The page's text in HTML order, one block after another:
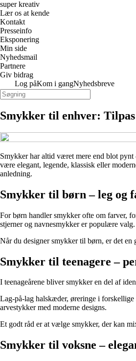
super kreativ
Lær os at kende
Kontakt
Presseinfo
Eksponering
Min side
Nyhedsmail
Partnere
Giv bidrag
Log påKom i gangNyhedsbreve
Smykker til enhver:
Smykker har altid været mere end blot
være elegant, legende, klassisk eller
anledning.
Smykker til børn – leg og
For børn handler smykker ofte om farver,
stjerner og navnesmykker er populære
Når du designer smykker til børn, er det
Smykker til teenagere –
I teenageårene bliver smykker en del af
Lag-på-lag halskæder, øreringe i
arvestykker med moderne designs.
Et godt råd er at vælge smykker, der kan
Smykker til voksne –